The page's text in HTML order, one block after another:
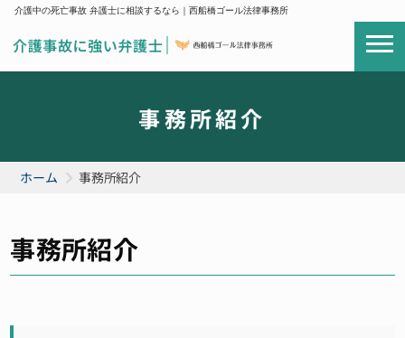
介護中の死亡事故 弁護士に相談するなら｜西船橋ゴール法律事務所
事務所紹介
ホーム 事務所紹介
事務所紹介